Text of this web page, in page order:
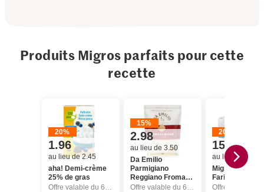
Produits Migros parfaits pour cette
recette
20%
1.96
au lieu de 2.45
aha! Demi-crème
25% de gras
Offre valable du 6.8 au 12.8.2026, jusqu’à épuisement du stock.
15%
2.98
au lieu de 3.50
Da Emilio
Parmigiano
Reggiano Fromage
râpé
Offre valable du 6.8 au 12.8.2026, jusqu’à épuisement du stock.
20%
15.20
au lieu de 19.00
Migros IP-
Farine fleur